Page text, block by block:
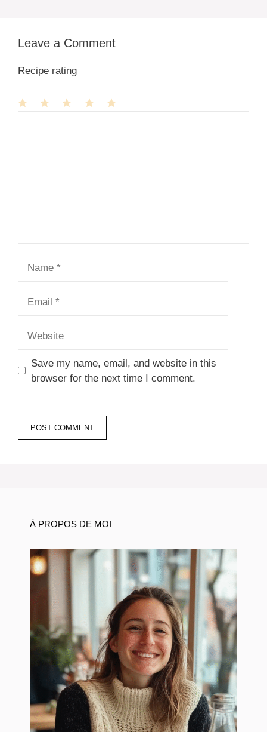
Leave a Comment
Recipe rating
Save my name, email, and website in this
browser for the next time I comment.
À PROPOS DE MOI